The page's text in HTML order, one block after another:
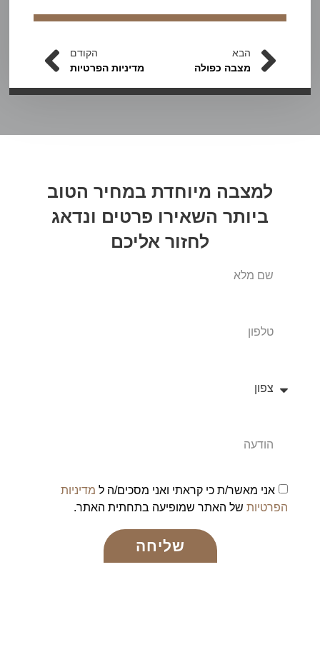
הבא
מצבה כפולה
הקודם
מדיניות הפרטיות
למצבה מיוחדת במחיר הטוב
ביותר השאירו פרטים ונדאג
לחזור אליכם
אני מאשר/ת כי קראתי ואני מסכים/ה ל מדיניות
הפרטיותשל האתר שמופיעה בתחתית האתר.
שליחה